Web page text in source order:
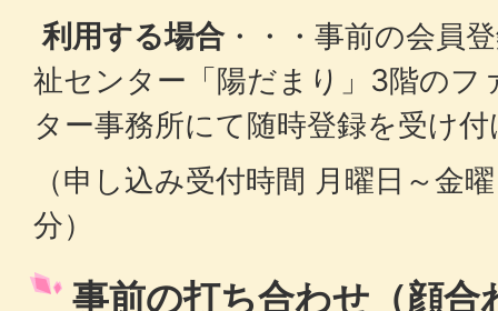
利用する場合・・・事前の会員
祉センター「陽だまり」3階のフ
ター事務所にて随時登録を受け
（申し込み受付時間 月曜日～金
分）
事前の打ち合わせ（顔